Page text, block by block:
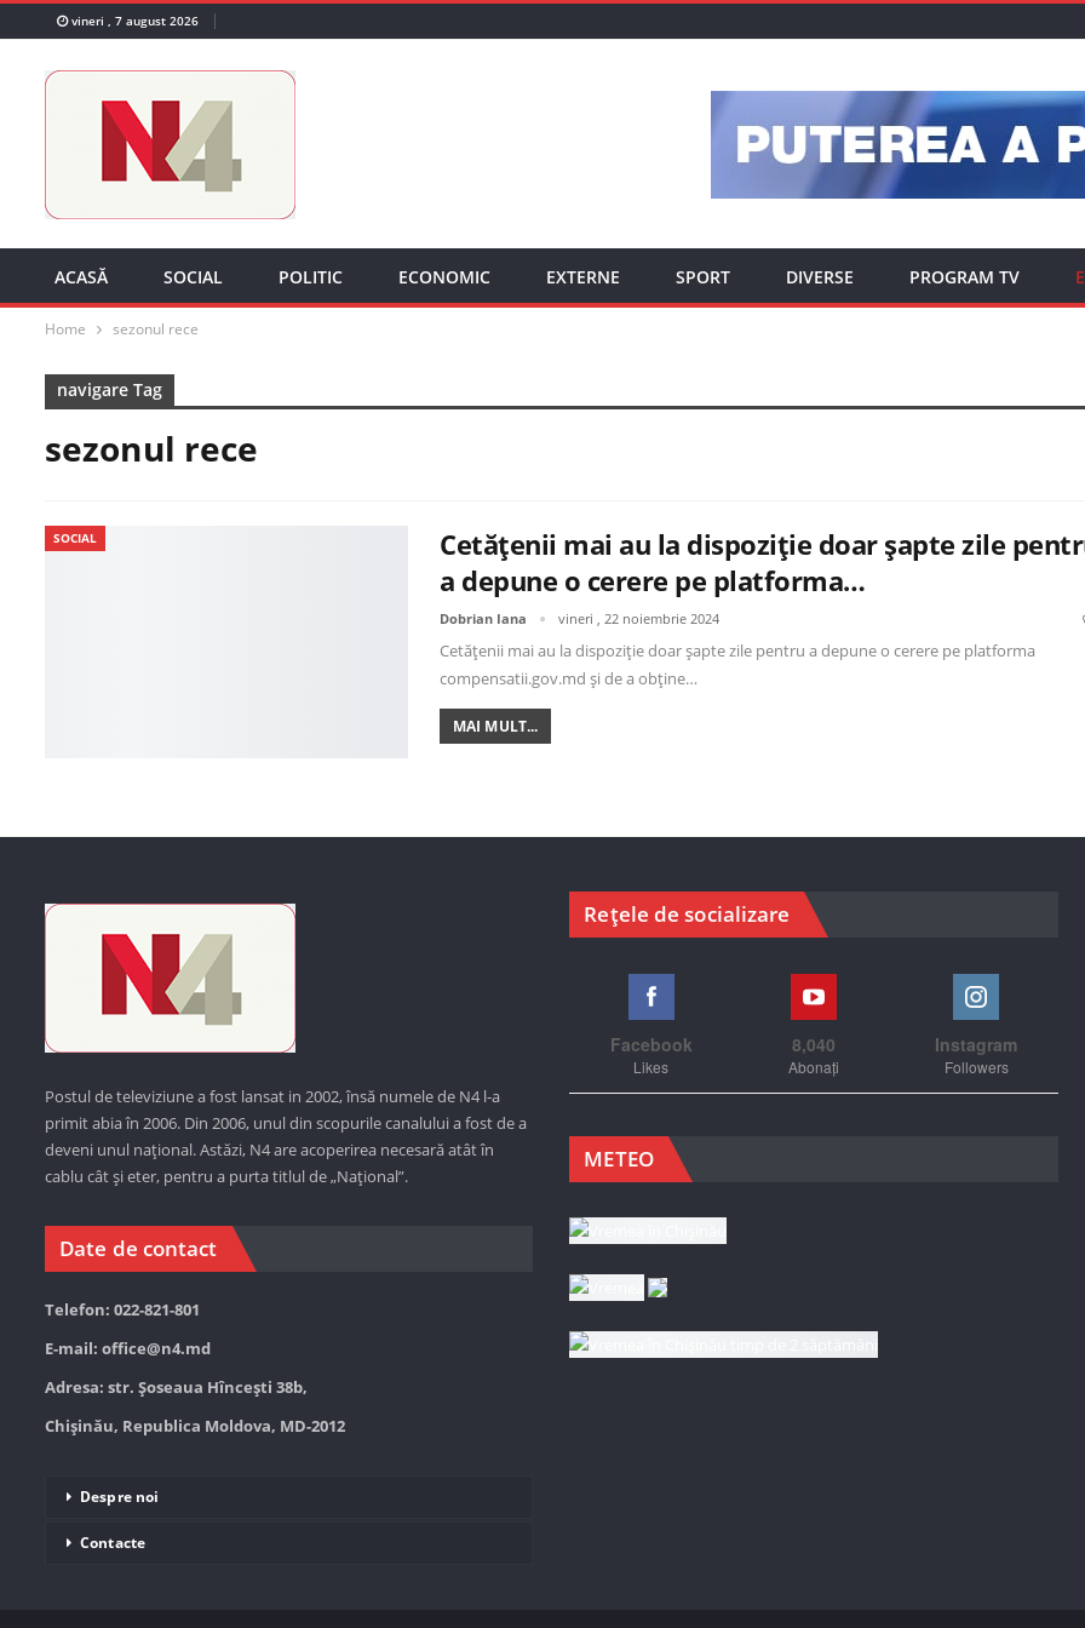
vineri , 7 august 2026
ACASĂ SOCIAL POLITIC ECONOMIC EXTERNE SPORT DIVERSE PROGRAM TV
Home sezonul rece
navigare Tag
sezonul rece
SOCIAL
Cetățenii mai au la dispoziție doar șapte zile
a depune o cerere pe platforma…
Dobrian Iana vineri , 22 noiembrie 2024
Cetățenii mai au la dispoziție doar șapte zile pentru a depune o cerere pe platforma
compensatii.gov.md și de a obține…
MAI MULT...
Postul de televiziune a fost lansat in 2002, însă numele de N4 l-a
primit abia în 2006. Din 2006, unul din scopurile canalului a fost de a
deveni unul național. Astăzi, N4 are acoperirea necesară atât în
cablu cât și eter, pentru a purta titlul de „Național”.
Date de contact
Telefon: 022-821-801
E-mail: office@n4.md
Adresa: str. Șoseaua Hînceşti 38b,
Chișinău, Republica Moldova, MD-2012
Despre noi
Contacte
Rețele de socializare
Facebook
Likes
8,040
Abonați
Instagram
Followers
METEO